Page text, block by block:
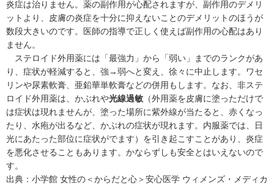
炎症は治りません。薬の副作用が心配されますが、副作用のデメリ
ットより、皮膚の炎症を十分に抑えないことのデメリットのほうが
数段大きいのです。医師の指導で正しく使えば副作用の心配はあり
ません。
ステロイド外用薬には「最強力」から「弱い」までのランクがあ
り、症状が軽減すると、強→弱へと変え、徐々に中止します。ワセ
リンや尿素軟膏、亜鉛華単軟膏などの併用もします。なお、非ステ
ロイド外用薬は、かぶれや光線過敏 （外用薬を皮膚に塗っただけで
は症状は現れませんが、塗った場所に紫外線が当たると、赤くなっ
たり、水疱が出るなど、かぶれの症状が現れます。内服薬では、日
光にあたった部位に症状がでます）を引き起こすことがあり、炎症
を悪化させることもあります。かならずしも安全とはいえないので
す。
出典： 小学館 女性の＜からだと心＞安心医学 ウィメンズ・メディカ